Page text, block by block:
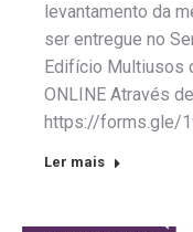
levantamento da
ser entregue no
Edifício Multiusos
ONLINE Através de
https://forms.gle/
Ler mais